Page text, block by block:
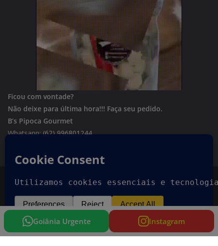
Ficou com vontade?
Não deixe para última hora!!! Faça seu pedido.
B’s Pipoca Gourmet
Whatsapp:(62) 996801244
Copyright © 2026Goiania Urgente. Todos os direitos
reservados.
Tema:ColorMagpor ThemeGrill. Powered byWordPress
Goiânia Urgente Instagram